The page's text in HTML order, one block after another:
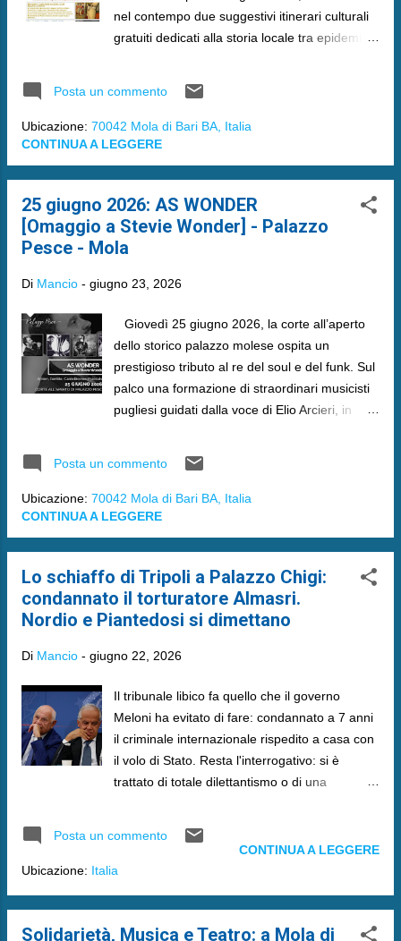
nel contempo due suggestivi itinerari culturali
gratuiti dedicati alla storia locale tra epidemie
Posta un commento
Ubicazione: 70042 Mola di Bari BA, Italia
CONTINUA A LEGGERE
25 giugno 2026: AS WONDER
[Omaggio a Stevie Wonder] - Palazzo
Pesce - Mola
Di Mancio - giugno 23, 2026
​ Giovedì 25 giugno 2026, la corte all’aperto
dello storico palazzo molese ospita un
prestigioso tributo al re del soul e del funk. Sul
palco una formazione di straordinari musicisti
pugliesi guidati dalla voce di Elio Arcieri, in
Posta un commento
Ubicazione: 70042 Mola di Bari BA, Italia
CONTINUA A LEGGERE
Lo schiaffo di Tripoli a Palazzo Chigi:
condannato il torturatore Almasri.
Nordio e Piantedosi si dimettano
Di Mancio - giugno 22, 2026
​Il tribunale libico fa quello che il governo
Meloni ha evitato di fare: condannato a 7 anni
il criminale internazionale rispedito a casa con
il volo di Stato. Resta l'interrogativo: si è
trattato di totale dilettantismo o di una
Posta un commento
Ubicazione: Italia
CONTINUA A LEGGERE
Solidarietà, Musica e Teatro: a Mola di